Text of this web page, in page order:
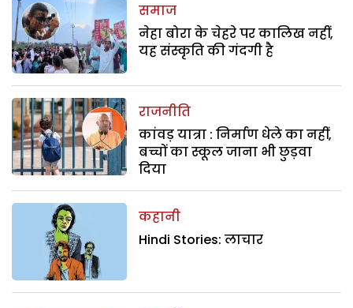
समाज
नेहा बोरा के चेहरे पर कालिख नहीं,
यह संस्कृति की गंदगी है
राजनीति
कांवड़ यात्रा : निर्माण धेले का नहीं,
बच्चों का स्कूल जाना भी छुड़वा
दिया
कहानी
Hindi Stories: लाचार